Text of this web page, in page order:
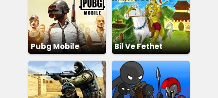
Pubg Mobile Bil Ve Fethet